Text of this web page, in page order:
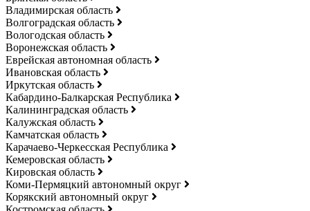
Владимирская область
Волгоградская область
Вологодская область
Воронежская область
Еврейская автономная область
Ивановская область
Иркутская область
Кабардино-Балкарская Республика
Калининградская область
Калужская область
Камчатская область
Карачаево-Черкесская Республика
Кемеровская область
Кировская область
Коми-Пермяцкий автономный округ
Корякский автономный округ